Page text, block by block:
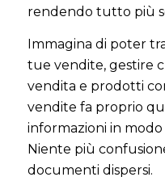
rendendo tutto più
Immagina di poter
tue vendite, gestire
vendita e prodotti
vendite fa proprio
informazioni in modo
Niente più
documenti dispersi.